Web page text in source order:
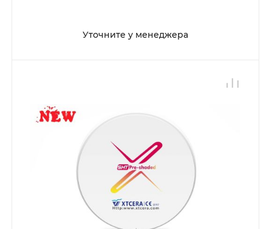
Уточните у менеджера